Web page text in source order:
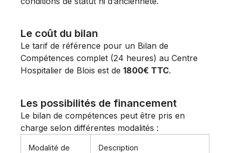
Le coût du bilan
Le tarif de référence pour un Bilan de
Compétences complet (24 heures) au Centre
Hospitalier de Blois est de 1800€ TTC.
Les possibilités de financement
Le bilan de compétences peut être pris en
charge selon différentes modalités :
Modalité de
Description